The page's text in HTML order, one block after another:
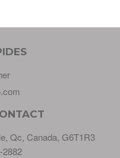
Qc, Canada, G6T1R3
2882